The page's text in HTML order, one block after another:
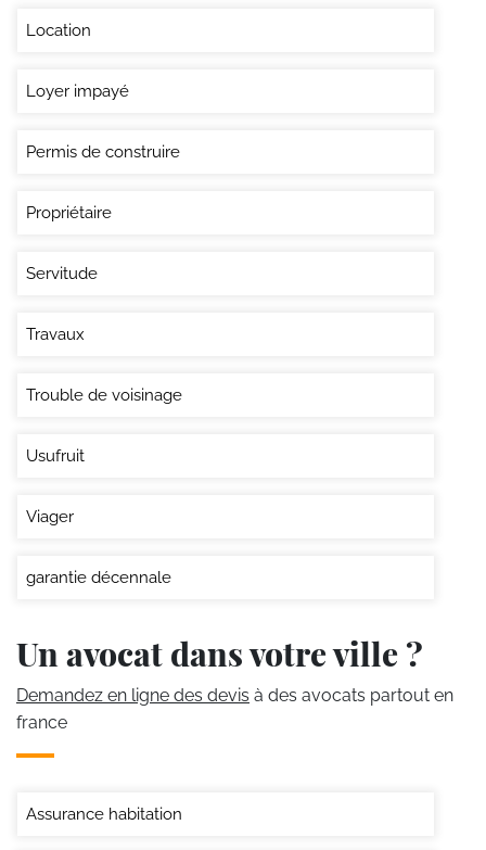
Location
Loyer impayé
Permis de construire
Propriétaire
Servitude
Travaux
Trouble de voisinage
Usufruit
Viager
garantie décennale
Un avocat dans votre ville ?
Demandez en ligne des devis à des avocats partout en
france
Assurance habitation